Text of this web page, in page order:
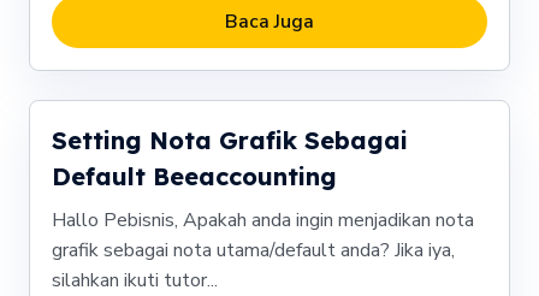
Baca Juga
Setting Nota Grafik Sebagai
Default Beeaccounting
Hallo Pebisnis, Apakah anda ingin menjadikan nota
grafik sebagai nota utama/default anda? Jika iya,
silahkan ikuti tutor...